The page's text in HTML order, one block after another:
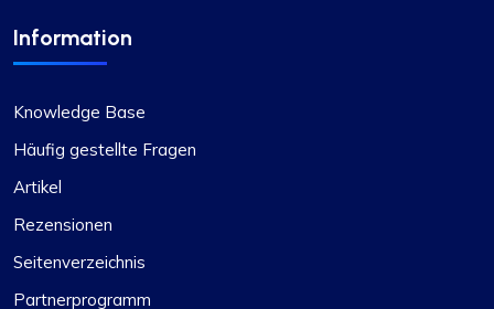
Positiver Eindruck
Information
Knowledge Base
Häufig gestellte Fragen
Artikel
Rezensionen
Seitenverzeichnis
Partnerprogramm